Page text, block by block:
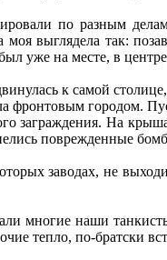
по разным
выглядела так:
уже на месте, в
к самой
фронтовым городом.
заграждения. На
поврежденные
заводах, не
многие наши
тепло, по-братски